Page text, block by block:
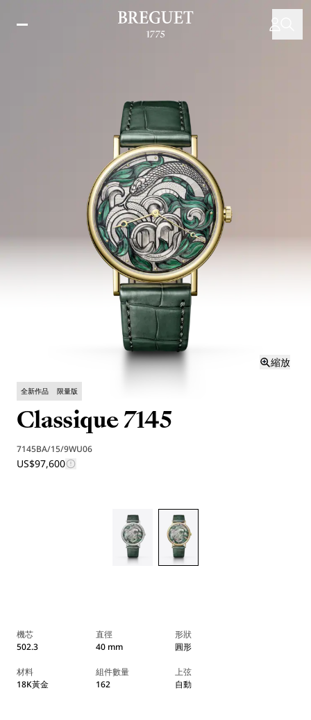
縮放
全新作品 限量版
Classique 7145
7145BA/15/9WU06
US$97,600
機芯
502.3
直徑
40 mm
形狀
圓形
材料
18K黃金
組件數量
162
上弦
自動